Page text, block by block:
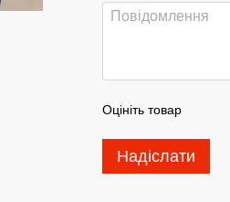
Оцініть товар
Надіслати